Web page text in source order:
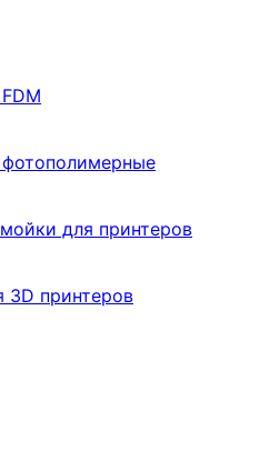
для принтеров
3D принтеров